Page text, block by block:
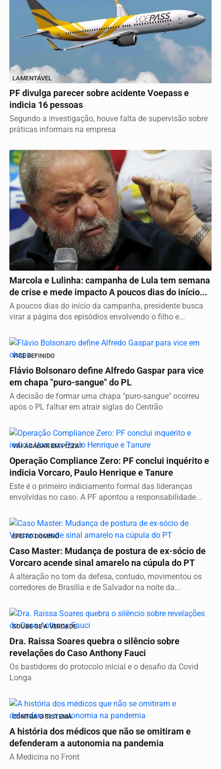
LAMENTÁVEL
PF divulga parecer sobre acidente Voepass e
indicia 16 pessoas
Segundo a investigação, houve falta de supervisão sobre
práticas informais na empresa
TUDO EM CASA
Marcola e Lulinha: campanha de Lula tem semana
de crise e mede impacto A poucos dias do início...
A poucos dias do início da campanha, presidente busca
virar a página dos episódios envolvendo o filho e...
VICE DEFINIDO
Flávio Bolsonaro define Alfredo Gaspar para vice
em chapa "puro-sangue" do PL
A decisão de formar uma chapa "puro-sangue" ocorreu
após o PL falhar em atrair siglas do Centrão
VAI ACABAR EM PIZZA?
Operação Compliance Zero: PF conclui inquérito e
indicia Vorcaro, Paulo Henrique e Tanure
Este é o primeiro indiciamento formal das lideranças
envolvidas no caso. A PF apontou a responsabilidade...
EFEITO DOMINÓ
Caso Master: Mudança de postura de ex-sócio de
Vorcaro acende sinal amarelo na cúpula do PT
A alteração no tom da defesa, contudo, movimentou os
corredores de Brasília e de Salvador na noite da...
SOUBE-SE A VERDADE
Dra. Raissa Soares quebra o silêncio sobre
revelações do Caso Anthony Fauci
Os bastidores do protocolo inicial e o desafio da Covid
Longa
CONTRA O SISTEMA
A história dos médicos que não se omitiram e
defenderam a autonomia na pandemia
A Medicina no Front